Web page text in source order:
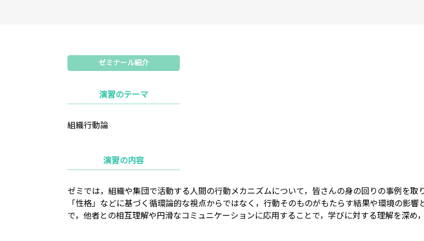
ゼミナール紹介
演習のテーマ
組織行動論
演習の内容
ゼミでは，組織や集団で活動する人間の行動メカニズムについて，皆さんの身の回りの事例を取
「性格」などに基づく循環論的な視点からではなく，行動そのものがもたらす結果や環境の影
で，他者との相互理解や円滑なコミュニケーションに応用することで，学びに対する理解を深め